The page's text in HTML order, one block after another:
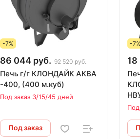
-7%
86 044 руб. 92 520 руб.
Печь г/г КЛОНДАЙК АКВА
-400, (400 м.куб)
Под заказ 3/15/45 дней
Под заказ
-7%
18